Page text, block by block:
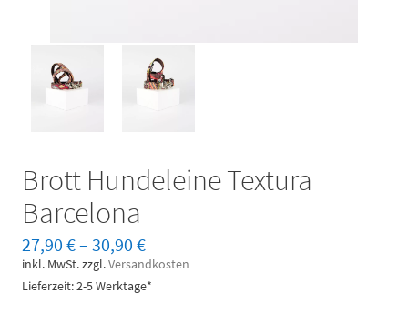
Brott Hundeleine Textura
Barcelona
27,90 €– 30,90 €
inkl. MwSt.zzgl.Versandkosten
Lieferzeit: 2-5 Werktage*